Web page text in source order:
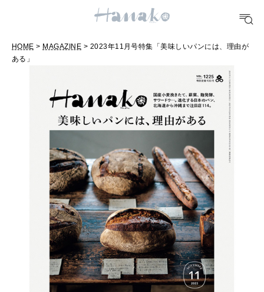
FOOD
FORTUNE
[12星座別] Weekly Holoscope
[12星座別] Monthly Love Holoscope
女神まり愛のタロットメッセージ
算命学がわかる今月のあなた
HEALTH
自分にやさしく
LEARN
知る、考える
HOME > MAGAZINE > 2023年11月号特集「美味しいパンには、理由が
ある」